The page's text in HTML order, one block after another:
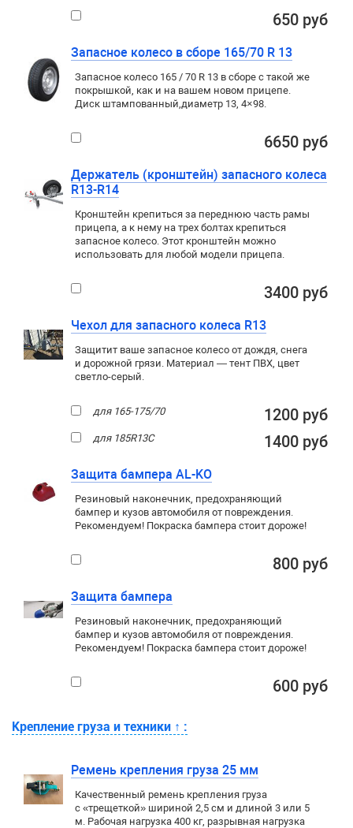
650 руб
Запасное колесо в сборе 165/70 R 13
Запасное колесо 165 / 70 R 13 в сборе с такой же
покрышкой,как и на вашем новом прицепе.
Диск штампованный,диаметр 13, 4×98.
6650 руб
Держатель (кронштейн) запасного колеса
R13-R14
Кронштейн крепиться за переднюю часть рамы
прицепа, а к нему на трех болтах крепиться
запасное колесо. Этот кронштейн можно
использовать для любой модели прицепа.
3400 руб
Чехол для запасного колеса R13
Защитит ваше запасное колесо от дождя, снега
и дорожной грязи. Материал — тент ПВХ, цвет
светло-серый.
для 165-175/70 1200 руб
для 185R13C 1400 руб
Защита бампера AL-KO
Резиновый наконечник, предохраняющий
бампер и кузов автомобиля от повреждения.
Рекомендуем! Покраска бампера стоит дороже!
800 руб
Защита бампера
Резиновый наконечник, предохраняющий
бампер и кузов автомобиля от повреждения.
Рекомендуем! Покраска бампера стоит дороже!
600 руб
Крепление груза и техники ↑ :
Ремень крепления груза 25 мм
Качественный ремень крепления груза
с «трещеткой» шириной 2,5 см и длиной 3 или 5
м. Рабочая нагрузка 400 кг, разрывная нагрузка